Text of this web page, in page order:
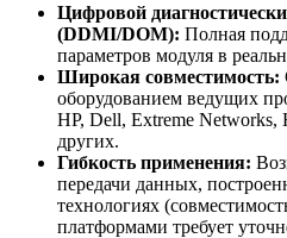
Цифровой
(DDMI/DOM): Полная
параметров модуля в
Широкая совместимость:
оборудованием ведущих
HP, Dell, Extreme
других.
Гибкость применения:
передачи данных,
технологиях
платформами требует